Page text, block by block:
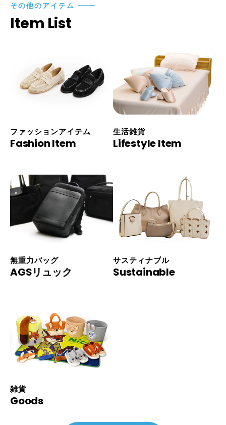
その他のアイテム
Item List
ファッションアイテム
Fashion Item
生活雑貨
Lifestyle Item
無重力バッグ
AGSリュック
サスティナブル
Sustainable
雑貨
Goods